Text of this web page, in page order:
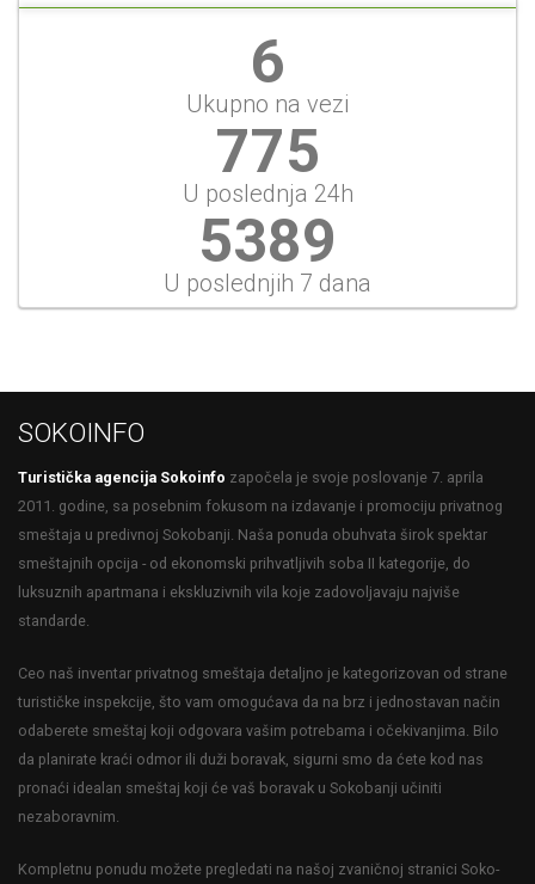
6
Ukupno na vezi
775
U poslednja 24h
5389
U poslednjih 7 dana
SOKOINFO
Turistička agencija Sokoinfo započela je svoje poslovanje 7. aprila
2011. godine, sa posebnim fokusom na izdavanje i promociju privatnog
smeštaja u predivnoj Sokobanji. Naša ponuda obuhvata širok spektar
smeštajnih opcija - od ekonomski prihvatljivih soba II kategorije, do
luksuznih apartmana i ekskluzivnih vila koje zadovoljavaju najviše
standarde.
Ceo naš inventar privatnog smeštaja detaljno je kategorizovan od strane
turističke inspekcije, što vam omogućava da na brz i jednostavan način
odaberete smeštaj koji odgovara vašim potrebama i očekivanjima. Bilo
da planirate kraći odmor ili duži boravak, sigurni smo da ćete kod nas
pronaći idealan smeštaj koji će vaš boravak u Sokobanji učiniti
nezaboravnim.
Kompletnu ponudu možete pregledati na našoj zvaničnoj stranici Soko-